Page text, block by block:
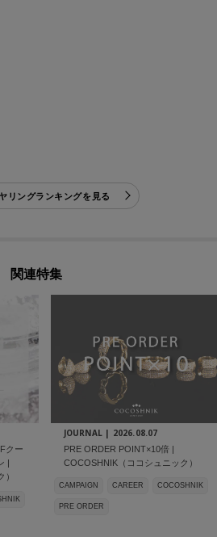
リングランキングを見る
関連特集
クー
|
JOURNAL | 2026.08.07
PRE ORDER POINT×10倍 |
COCOSHNIK（ココシュニック）
CAMPAIGN CAREER COCOSHNIK
PRE ORDER